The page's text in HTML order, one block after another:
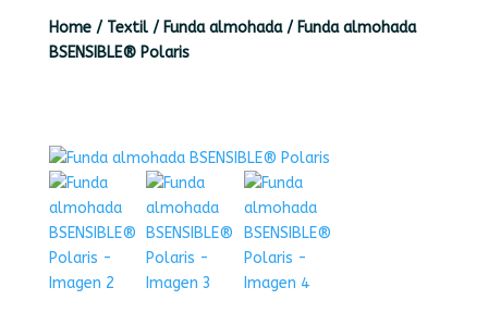
Home/ Textil/ Funda almohada/ Funda almohada
BSENSIBLE® Polaris